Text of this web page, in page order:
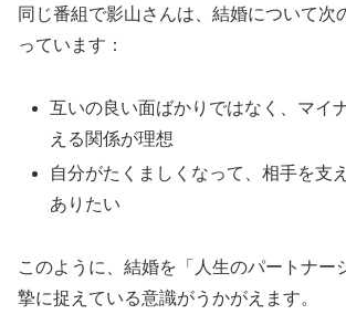
同じ番組で影山さんは、結婚について次
っています：
互いの良い面ばかりではなく、マイ
える関係が理想
自分がたくましくなって、相手を支
ありたい
このように、結婚を「人生のパートナー
摯に捉えている意識がうかがえます。